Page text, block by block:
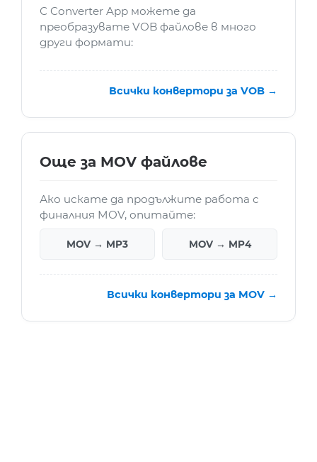
С Converter App можете да
преобразувате VOB файлове в много
други формати:
Всички конвертори за VOB →
Още за MOV файлове
Ако искате да продължите работа с
финалния MOV, опитайте:
MOV → MP3 MOV → MP4
Всички конвертори за MOV →